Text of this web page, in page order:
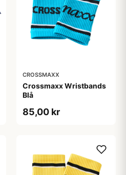
CROSSMAXX
Crossmaxx Wristbands
Blå
85,00 kr